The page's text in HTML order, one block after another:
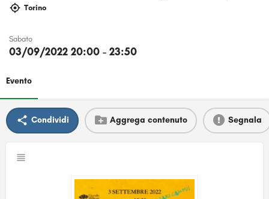
Torino
Sabato
03/09/2022 20:00 - 23:50
Evento
Condividi Aggrega contenuto Segnala